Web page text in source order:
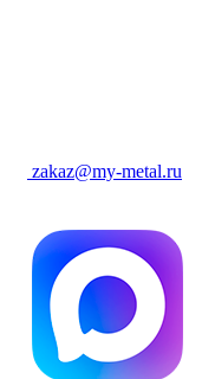
zakaz@my-metal.ru